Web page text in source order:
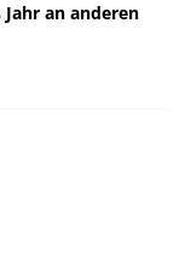
an anderen